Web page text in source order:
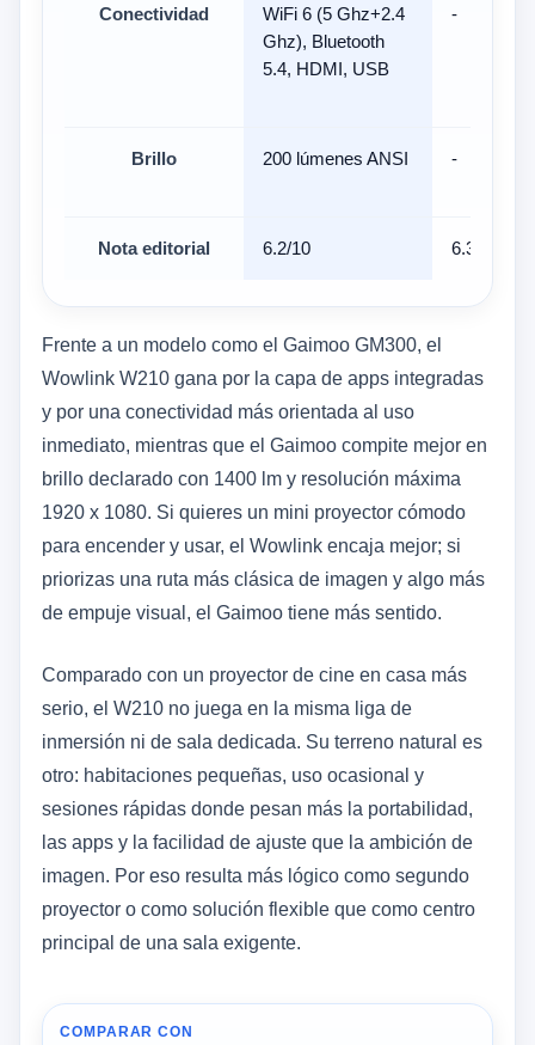
Conectividad
WiFi 6 (5 Ghz+2.4
Ghz), Bluetooth
5.4, HDMI, USB
-
Brillo 200 lúmenes ANSI -
Nota editorial 6.2/10 6.3/10
Frente a un modelo como el Gaimoo GM300, el
Wowlink W210 gana por la capa de apps integradas
y por una conectividad más orientada al uso
inmediato, mientras que el Gaimoo compite mejor en
brillo declarado con 1400 lm y resolución máxima
1920 x 1080. Si quieres un mini proyector cómodo
para encender y usar, el Wowlink encaja mejor; si
priorizas una ruta más clásica de imagen y algo más
de empuje visual, el Gaimoo tiene más sentido.
Comparado con un proyector de cine en casa más
serio, el W210 no juega en la misma liga de
inmersión ni de sala dedicada. Su terreno natural es
otro: habitaciones pequeñas, uso ocasional y
sesiones rápidas donde pesan más la portabilidad,
las apps y la facilidad de ajuste que la ambición de
imagen. Por eso resulta más lógico como segundo
proyector o como solución flexible que como centro
principal de una sala exigente.
COMPARAR CON